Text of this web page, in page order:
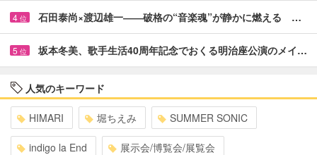
4 位 石田泰尚×渡辺雄一――破格の“音楽魂”が静かに燃える …
5 位 坂本冬美、歌手生活40周年記念でおくる明治座公演のメイ…
人気のキーワード
HIMARI 堀ちえみ SUMMER SONIC
indigo la End 展示会/博覧会/展覧会